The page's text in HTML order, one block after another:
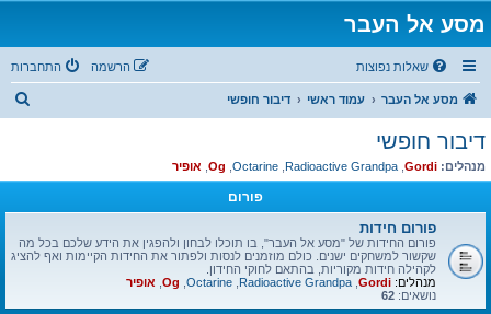
מסע אל העבר
שאלות נפוצות התחברות הרשמה
מסע אל העבר עמוד ראשי דיבור חופשי
ח
דיבור חופשי
מנהלים: Gordi
,
Radioactive Grandpa
,
Octarine
,
Og
, אופיר
פורום
פורום חידות
פורום החידות של "מסע אל העבר", בו תוכלו לבחון ולהפגין את הידע שלכם בכל מה
שקשור למשחקים ישנים. כולם מוזמנים לנסות ולפתור את החידות הקיימות ואף להציג
לקהילה חידות מקוריות, בהתאם לחוקי החידון.
מנהלים: Gordi
,
Radioactive Grandpa
,
Octarine
,
Og
, אופיר
נושאים: 62